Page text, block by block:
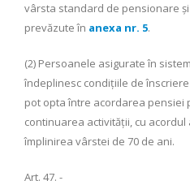
vârsta standard de pensionare
prevăzute în anexa nr. 5.
(2) Persoanele asigurate în
îndeplinesc condiţiile de
pot opta între acordarea pensiei
continuarea activităţii, cu
împlinirea vârstei de 70 de ani.
Art. 47. -